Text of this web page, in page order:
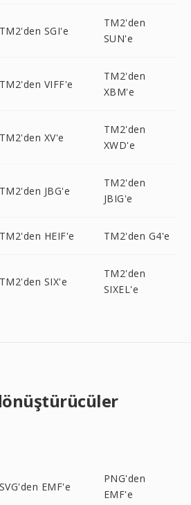
TM2'den SGI'e
TM2'den
SUN'e
TM2'den VIFF'e
TM2'den
XBM'e
TM2'den XV'e
TM2'den
XWD'e
TM2'den JBG'e
TM2'den
JBIG'e
TM2'den HEIF'e TM2'den G4'e
TM2'den SIX'e
TM2'den
SIXEL'e
SVG'den EMF'e
PNG'den
EMF'e